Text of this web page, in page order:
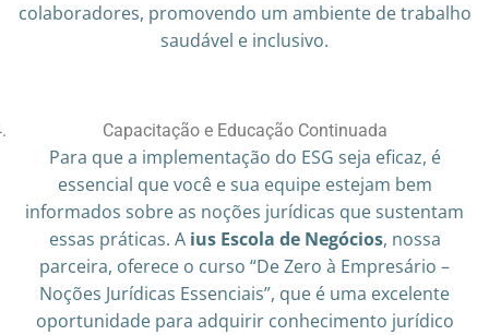
colaboradores, promovendo um ambiente de trabalho
saudável e inclusivo.
Capacitação e Educação Continuada
Para que a implementação do ESG seja eficaz, é
essencial que você e sua equipe estejam bem
informados sobre as noções jurídicas que sustentam
essas práticas. A ius Escola de Negócios, nossa
parceira, oferece o curso “De Zero à Empresário –
Noções Jurídicas Essenciais”, que é uma excelente
oportunidade para adquirir conhecimento jurídico